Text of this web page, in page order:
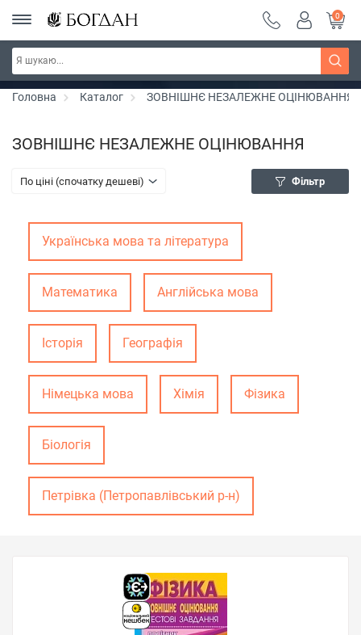
РОЗПРОДАЖ ~ 150 грн ~ 200 грн ~ 250 грн ~
300 грн ~ РОЗПРОДАЖ
Дізнатись більше
0
Головна Каталог ЗОВНІШНЄ НЕЗАЛЕЖНЕ ОЦІНЮВАННЯ
ЗОВНІШНЄ НЕЗАЛЕЖНЕ ОЦІНЮВАННЯ
По ціні (спочатку дешеві) Фільтр
Українська мова та література
Математика Англійська мова
Історія Географія
Німецька мова Хімія Фізика
Біологія
Петрівка (Петропавлівський р-н)